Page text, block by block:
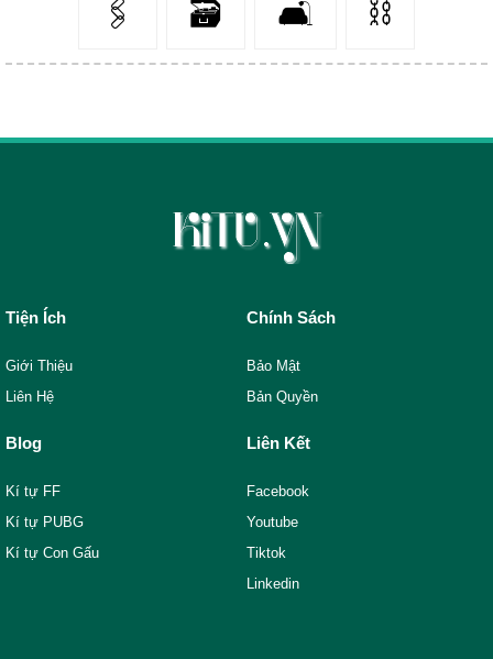
🖇️ 🗃️ 🛋️ ⛓️‍
Tiện Ích
Giới Thiệu
Liên Hệ
Chính Sách
Bảo Mật
Bản Quyền
Blog
Kí tự FF
Kí tự PUBG
Kí tự Con Gấu
Liên Kết
Facebook
Youtube
Tiktok
Linkedin